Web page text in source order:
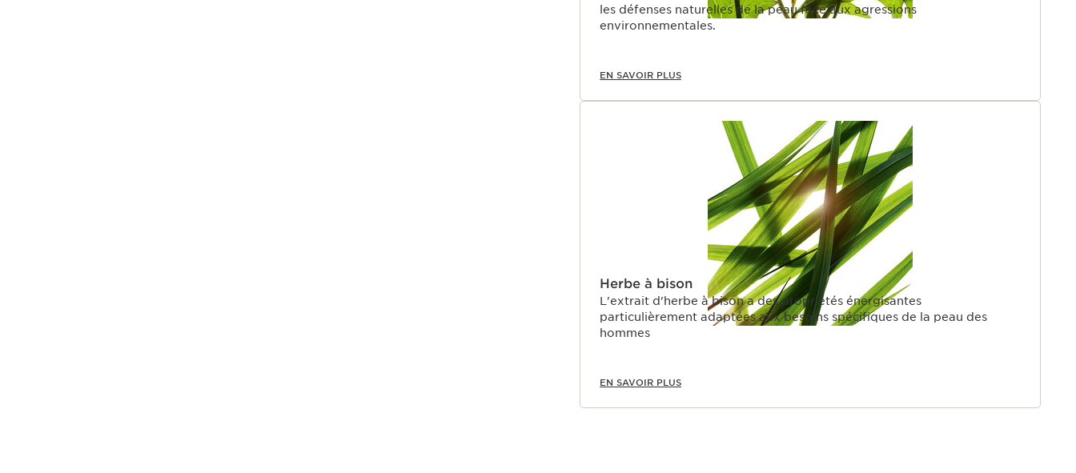
les défenses naturelles de la peau face aux agressions
environnementales.
EN SAVOIR PLUS
Herbe à bison
L'extrait d'herbe à bison a des propriétés énergisantes
particulièrement adaptées aux besoins spécifiques de la peau des
hommes
EN SAVOIR PLUS